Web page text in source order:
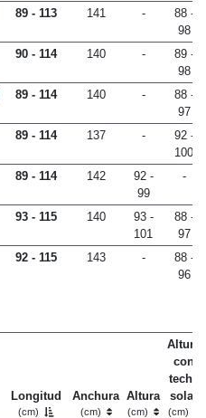
89 - 113 141 -
88 -
98
90 - 114 140 -
89 -
98
89 - 114 140 -
88 -
97
89 - 114 137 -
92 -
100
89 - 114 142
92 -
99
-
93 - 115 140
93 -
101
88 -
97
92 - 115 143 -
88 -
96
Longitud
(cm)
Anchura
(cm)
Altura
(cm)
Altura
con
techo
solar
(cm)